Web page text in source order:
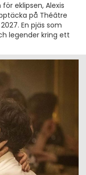
eklipsen, Alexis
på Théâtre
En pjäs som
legender kring ett